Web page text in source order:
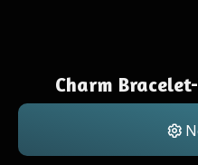
Charm